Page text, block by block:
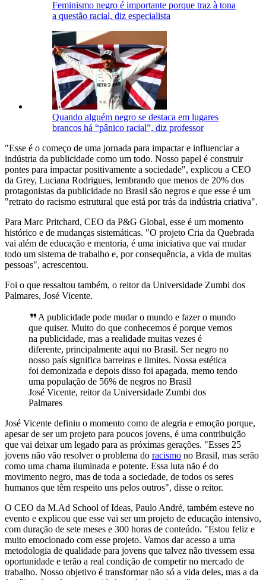
Feminismo negro é importante porque traz à tona
a questão racial, diz especialista
Quando alguém negro se destaca em lugares
brancos há “pânico racial”, diz professor
"Esse é o começo de uma jornada para impactar e influenciar a
indústria da publicidade como um todo. Nosso papel é construir
pontes para impactar positivamente a sociedade", explicou a CEO
da Grey, Luciana Rodrigues, lembrando que menos de 20% dos
protagonistas da publicidade no Brasil são negros e que esse é um
"retrato do racismo estrutural que está por trás da indústria criativa".
Para Marc Pritchard, CEO da P&G Global, esse é um momento
histórico e de mudanças sistemáticas. "O projeto Cria da Quebrada
vai além de educação e mentoria, é uma iniciativa que vai mudar
todo um sistema de trabalho e, por consequência, a vida de muitas
pessoas", acrescentou.
Foi o que ressaltou também, o reitor da Universidade Zumbi dos
Palmares, José Vicente.
A publicidade pode mudar o mundo e fazer o mundo
que quiser. Muito do que conhecemos é porque vemos
na publicidade, mas a realidade muitas vezes é
diferente, principalmente aqui no Brasil. Ser negro no
nosso país significa barreiras e limites. Nossa estética
foi demonizada e depois disso foi apagada, memo tendo
uma população de 56% de negros no Brasil
José Vicente, reitor da Universidade Zumbi dos
Palmares
José Vicente definiu o momento como de alegria e emoção porque,
apesar de ser um projeto para poucos jovens, é uma contribuição
que vai deixar um legado para as próximas gerações. "Esses 25
jovens não vão resolver o problema do racismo no Brasil, mas serão
como uma chama iluminada e potente. Essa luta não é do
movimento negro, mas de toda a sociedade, de todos os seres
humanos que têm respeito uns pelos outros", disse o reitor.
O CEO da M.Ad School of Ideas, Paulo André, também esteve no
evento e explicou que esse vai ser um projeto de educação intensivo,
com duração de sete meses e 300 horas de conteúdo. "Estou feliz e
muito emocionado com esse projeto. Vamos dar acesso a uma
metodologia de qualidade para jovens que talvez não tivessem essa
oportunidade e terão a real condição de competir no mercado de
trabalho. Nosso objetivo é transformar não só a vida deles, mas a da